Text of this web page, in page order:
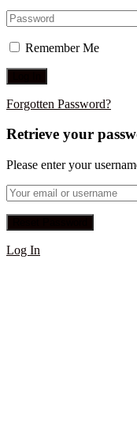
Remember Me
Forgotten Password?
Retrieve your
Please enter your
Log In